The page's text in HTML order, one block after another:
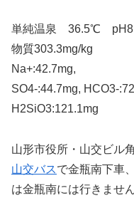
単純温泉 36.5℃
物質303.3mg/kg
Na+:42.7mg,
SO4-:44.7mg, HCO3-
H2SiO3:121.1mg
山形市役所・山交ビル
山交バスで金瓶南下車
は金瓶南には行きません